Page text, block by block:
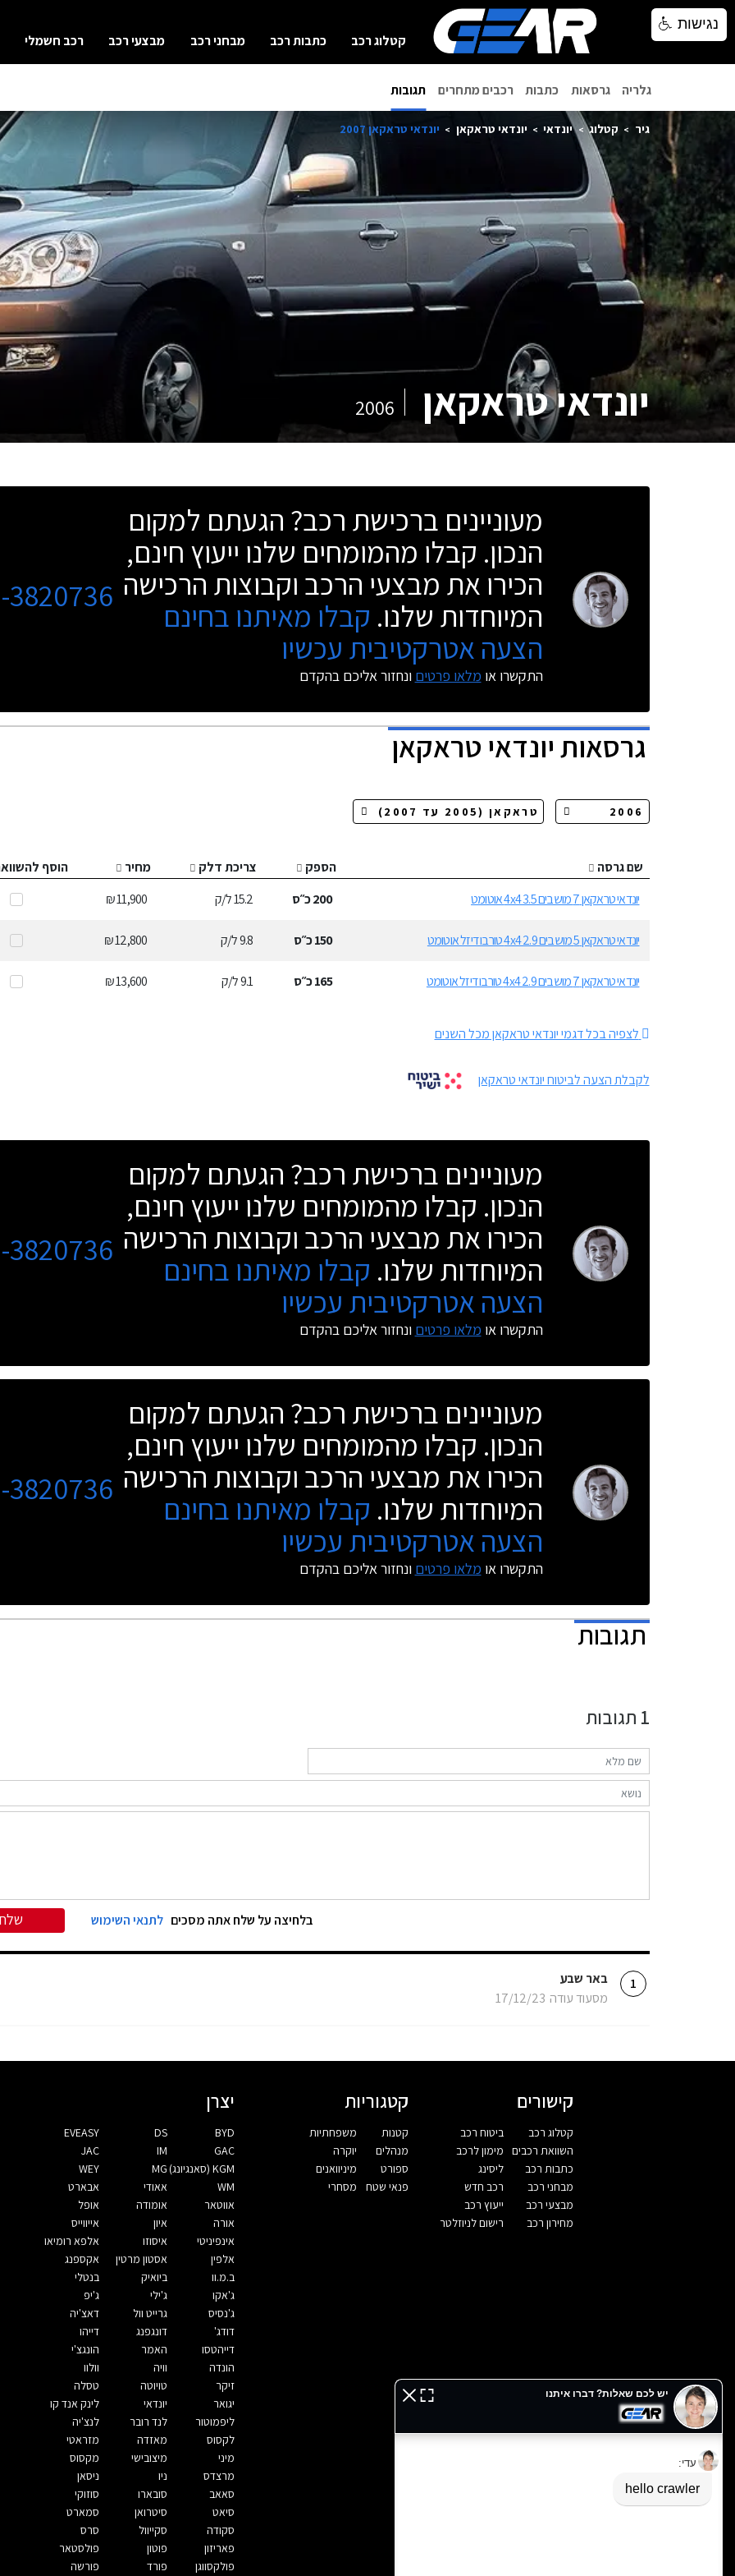
קטלוג רכב כתבות רכב מבחני רכב מבצעי רכב רכב חשמלי
גלריה גרסאות כתבות רכבים מתחרים תגובות
גיר קטלוג יונדאי יונדאי טראקאן יונדאי טראקאן 2007
יונדאי טראקאן 2006
מעוניינים ברכישת רכב? הגעתם למקום
הנכון. קבלו מהמומחים שלנו ייעוץ חינם,
הכירו את מבצעי הרכב וקבוצות הרכישה
המיוחדות שלנו. קבלו מאיתנו בחינם
הצעה אטרקטיבית עכשיו
התקשרו או מלאו פרטים ונחזור אליכם בהקדם
3820736
גרסאותיונדאי טראקאן
שם גרסה הספק צריכת דלק מחיר
הוסף
יונדאי טראקאן 7 מושבים 4x4 3.5 אוטומט
200כ״ס 15.2ל/ק 11,900 ₪
יונדאי טראקאן 5 מושבים 4x4 2.9 טורבו דיזל אוטומט 150כ״ס 9.8ל/ק 12,800 ₪
יונדאי טראקאן 7 מושבים 4x4 2.9 טורבו דיזל אוטומט 165כ״ס 9.1ל/ק 13,600 ₪
לצפיה בכל דגמי יונדאי טראקאן מכל השנים
לקבלת הצעה לביטוח יונדאי טראקאן
מעוניינים ברכישת רכב? הגעתם למקום
הנכון. קבלו מהמומחים שלנו ייעוץ חינם,
הכירו את מבצעי הרכב וקבוצות הרכישה
המיוחדות שלנו. קבלו מאיתנו בחינם
הצעה אטרקטיבית עכשיו
התקשרו או מלאו פרטים ונחזור אליכם בהקדם
3820736
מעוניינים ברכישת רכב? הגעתם למקום
הנכון. קבלו מהמומחים שלנו ייעוץ חינם,
הכירו את מבצעי הרכב וקבוצות הרכישה
המיוחדות שלנו. קבלו מאיתנו בחינם
הצעה אטרקטיבית עכשיו
התקשרו או מלאו פרטים ונחזור אליכם בהקדם
3820736
תגובות
1 תגובות
בלחיצה על שלח אתה מסכים לתנאי השימוש
1
באר שבע
מסעוד עודה 17/12/23
קישורים
קטלוג רכב
השוואת רכבים
כתבות רכב
מבחני רכב
מבצעי רכב
מחירון רכב
ביטוח רכב
מימון לרכב
ליסינג
רכב חדש
ייעוץ רכב
רישום לניוזלטר
קטגוריות
קטנות
מנהלים
ספורט
פנאי שטח
משפחתיות
יוקרה
מיניוואנים
מסחרי
יצרן
BYD
DS
EVEASY
GAC
IM
JAC
KGM (סאנגיונג)
MG
WEY
WM
אאודי
אבארט
אווטאר
אומודה
אופל
אורה
איון
אייווייס
אינפיניטי
איסוזו
אלפא רומיאו
אלפין
אסטון מרטין
אקספנג
ב.מ.וו
ביואיק
בנטלי
ג'אקו
ג'ילי
ג'יפ
ג'נסיס
גרייט וול
דאצ'יה
דודג'
דונגפנג
דייהו
דייהטסו
האמר
הונגצ'י
הונדה
וויה
וולוו
זיקר
טויוטה
טסלה
יגואר
יונדאי
לינק אנד קו
ליפמוטור
לנד רובר
לנצ'יה
לקסוס
מאזדה
מזראטי
מיני
מיצובישי
מקסוס
מרצדס
ניו
ניסאן
סאאב
סובארו
סוזוקי
סיאט
סיטרואן
סמארט
סקודה
סקייוול
סרס
פאריזון
פוטון
פולסטאר
פולקסווגן
פורד פורשה
נגישות
נגישות